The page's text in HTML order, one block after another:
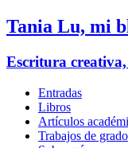
Tania Lu, mi
Escritura creativa,
Entradas
Libros
Artículos
Trabajos de grado